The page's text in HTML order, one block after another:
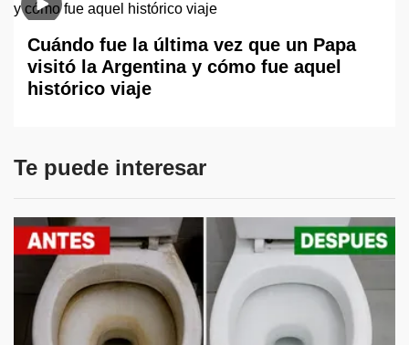
Cuándo fue la última vez que un Papa
visitó la Argentina y cómo fue aquel
histórico viaje
Te puede interesar